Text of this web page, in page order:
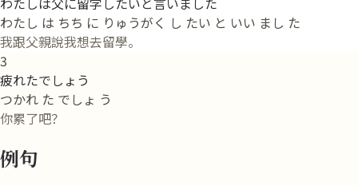
わたし は ちち に りゅうがく し たい と いい まし た
我跟父親說我想去留學。
3
疲れたでしょう
つかれ た でしょ う
你累了吧？
例句